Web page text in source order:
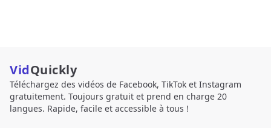
VidQuickly
Téléchargez des vidéos de Facebook, TikTok et Instagram
gratuitement. Toujours gratuit et prend en charge 20
langues. Rapide, facile et accessible à tous !